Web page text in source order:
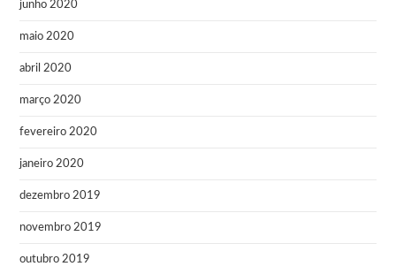
junho 2020
maio 2020
abril 2020
março 2020
fevereiro 2020
janeiro 2020
dezembro 2019
novembro 2019
outubro 2019